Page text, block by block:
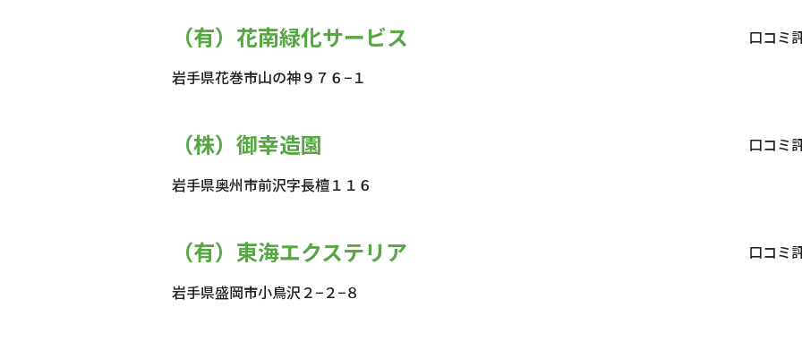
（有）花南緑化サービス 口コミ
岩手県花巻市山の神９７６−１
（株）御幸造園 口コミ
岩手県奥州市前沢字長檀１１６
（有）東海エクステリア 口コミ
岩手県盛岡市小鳥沢２−２−８